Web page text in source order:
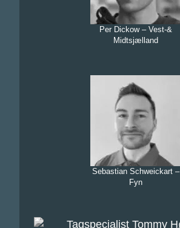
Per Dickow – Vest-&
Midtsjælland
Sebastian Schweickart –
Fyn